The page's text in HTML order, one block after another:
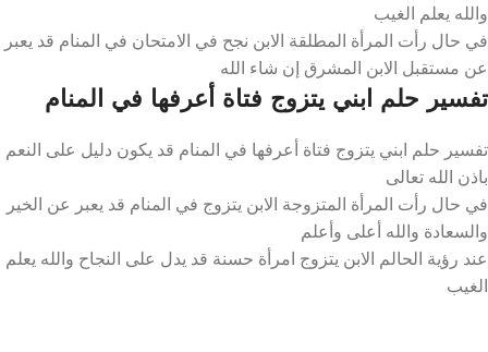
والله يعلم الغيب
في حال رأت المرأة المطلقة الابن نجح في الامتحان في المنام قد يعبر
عن مستقبل الابن المشرق إن شاء الله
تفسير حلم ابني يتزوج فتاة أعرفها في المنام
تفسير حلم ابني يتزوج فتاة أعرفها في المنام قد يكون دليل على النعم
باذن الله تعالى
في حال رأت المرأة المتزوجة الابن يتزوج في المنام قد يعبر عن الخير
والسعادة والله أعلى وأعلم
عند رؤية الحالم الابن يتزوج امرأة حسنة قد يدل على النجاح والله يعلم
الغيب